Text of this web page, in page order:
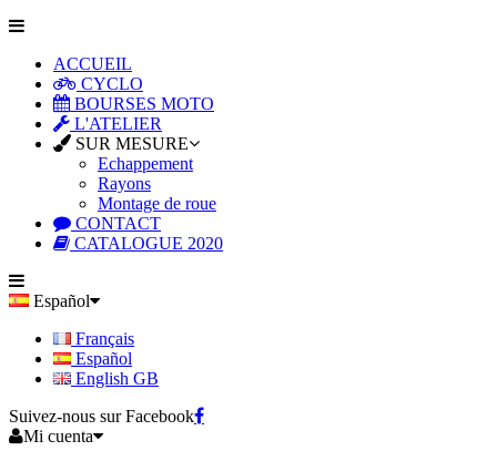
ACCUEIL
CYCLO
BOURSES MOTO
L'ATELIER
SUR MESURE
Echappement
Rayons
Montage de roue
CONTACT
CATALOGUE 2020
Español
Français
Español
English GB
Suivez-nous sur Facebook
Mi cuenta